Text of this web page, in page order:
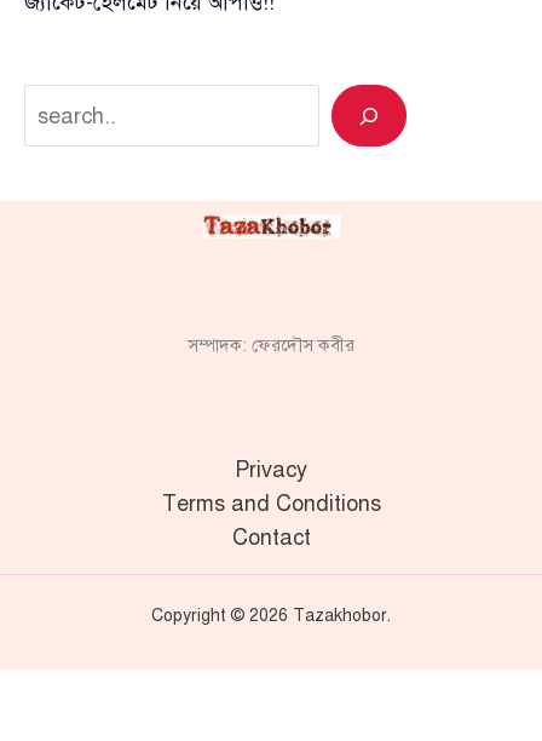
Search
সম্পাদক: ফেরদৌস কবীর
Privacy
Terms and Conditions
Contact
Copyright © 2026 Tazakhobor.